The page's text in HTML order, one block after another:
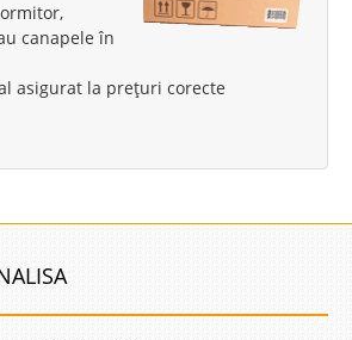
canapele în
asigurat la prețuri corecte